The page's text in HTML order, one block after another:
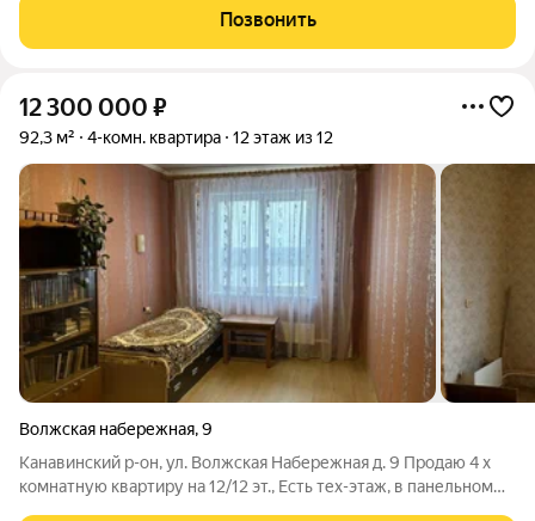
курортном проекте «Подкова на Волге».Всего 13 этажей и
более 100 видовых квартир, наполненных светом и
Позвонить
12 300 000 ₽
92,3 м² 4-комн. квартира 12 этаж из 12
Волжская набережная,9
Канавинский р-он, ул. Волжская Набережная д. 9 Продаю 4 х
комнатную квартиру на 12/12 эт., Есть тех-этаж, в панельном